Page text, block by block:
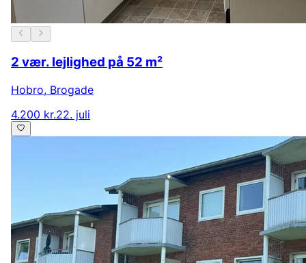
2 vær. lejlighed på 52 m²
Hobro, Brogade
4.200 kr.22. juli